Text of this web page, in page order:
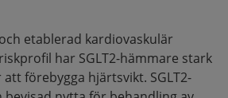
etablerad kardiovaskulär
har SGLT2-hämmare stark
förebygga hjärtsvikt. SGLT2-